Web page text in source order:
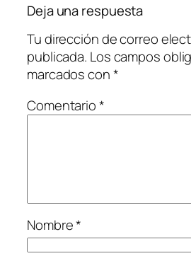
Deja una respuesta
Tu dirección de correo
publicada. Los campos
marcados con*
Comentario*
Nombre*